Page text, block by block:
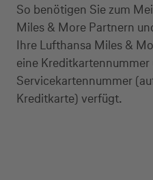
So benötigen Sie zum
Miles & More Partnern
Ihre Lufthansa Miles &
eine
Servicekartennummer
Kreditkarte) verfügt.